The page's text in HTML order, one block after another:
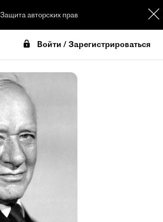
Защита авторских прав
Войти / Зарегистрироваться